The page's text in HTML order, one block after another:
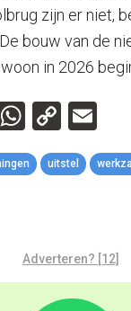
zijn er niet,
bouw van de
in 2026
Copy
Link
uitstel
Adverteren? [12]